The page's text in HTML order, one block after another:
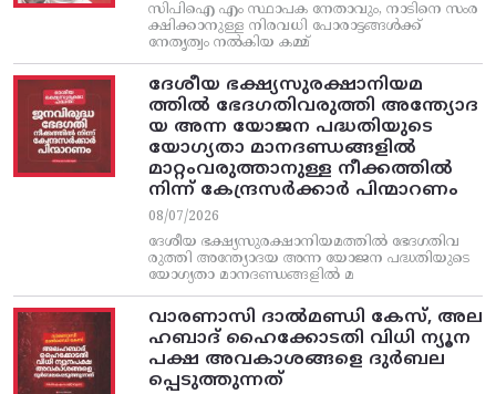
സിപിഐ എം സ്ഥാപക നേതാവും, നാടിനെ സംര
ക്ഷിക്കാനുള്ള നിരവധി പോരാട്ടങ്ങള്‍ക്ക്‌
നേതൃത്വം നല്‍കിയ കമ്മ്
ദേശീയ ഭക്ഷ്യസുരക്ഷാനിയമ
ത്തിൽ ഭേദഗതിവരുത്തി അന്ത്യോദ
യ അന്ന യോജന പദ്ധതിയുടെ
യോഗ്യതാ മാനദണ്ഡങ്ങളിൽ
മാറ്റംവരുത്താനുള്ള നീക്കത്തിൽ
നിന്ന്‌ കേന്ദ്രസർക്കാർ പിന്മാറണം
08/07/2026
ദേശീയ ഭക്ഷ്യസുരക്ഷാനിയമത്തിൽ ഭേദഗതിവ
രുത്തി അന്ത്യോദയ അന്ന യോജന പദ്ധതിയുടെ
യോഗ്യതാ മാനദണ്ഡങ്ങളിൽ മ
വാരണാസി ദാൽമണ്ഡി കേസ്, അല
ഹബാദ് ഹൈക്കോടതി വിധി ന്യൂന
പക്ഷ അവകാശങ്ങളെ ദുർബല
പ്പെടുത്തുന്നത്